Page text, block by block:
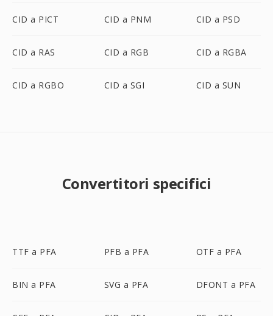
CID a PICT CID a PNM CID a PSD
CID a RAS CID a RGB CID a RGBA
CID a RGBO CID a SGI CID a SUN
Convertitori specifici
TTF a PFA PFB a PFA OTF a PFA
BIN a PFA SVG a PFA DFONT a PFA